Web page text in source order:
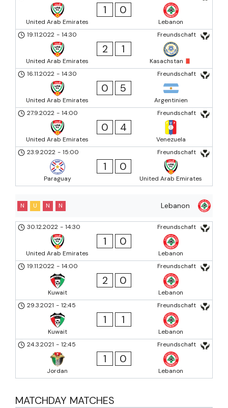
United Arab Emirates
1 0
Lebanon
Freundschaft
19.11.2022 - 14:30
United Arab Emirates
2 1
Kasachstan
Freundschaft
16.11.2022 - 14:30
United Arab Emirates
0 5
Argentinien
Freundschaft
27.9.2022 - 14:00
United Arab Emirates
0 4
Venezuela
Freundschaft
23.9.2022 - 15:00
Paraguay
1 0
United Arab Emirates
Lebanon
N U N N
Freundschaft
30.12.2022 - 14:30
United Arab Emirates
1 0
Lebanon
Freundschaft
19.11.2022 - 14:00
Kuwait
2 0
Lebanon
Freundschaft
29.3.2021 - 12:45
Kuwait
1 1
Lebanon
Freundschaft
24.3.2021 - 12:45
Jordan
1 0
Lebanon
MATCHDAY MATCHES